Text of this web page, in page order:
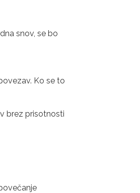
snov, se bo
Ko se to
brez prisotnosti